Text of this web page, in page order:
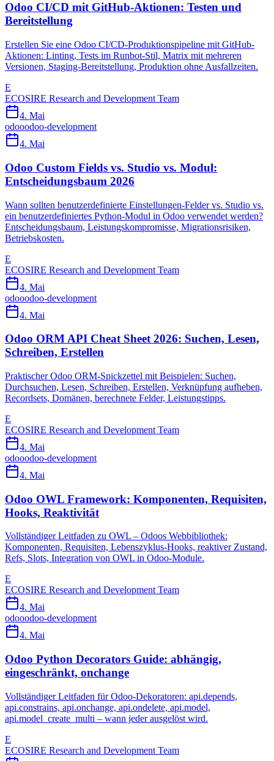
Odoo CI/CD mit GitHub-Aktionen: Testen und
Bereitstellung
Erstellen Sie eine Odoo CI/CD-Produktionspipeline mit GitHub-
Aktionen: Linting, Tests im Runbot-Stil, Matrix mit mehreren
Versionen, Staging-Bereitstellung, Produktion ohne Ausfallzeiten.
E
ECOSIRE Research and Development Team
4. Mai
odooodoo-development
4. Mai
Odoo Custom Fields vs. Studio vs. Modul:
Entscheidungsbaum 2026
Wann sollten benutzerdefinierte Einstellungen-Felder vs. Studio vs.
ein benutzerdefiniertes Python-Modul in Odoo verwendet werden?
Entscheidungsbaum, Leistungskompromisse, Migrationsrisiken,
Betriebskosten.
E
ECOSIRE Research and Development Team
4. Mai
odooodoo-development
4. Mai
Odoo ORM API Cheat Sheet 2026: Suchen, Lesen,
Schreiben, Erstellen
Praktischer Odoo ORM-Spickzettel mit Beispielen: Suchen,
Durchsuchen, Lesen, Schreiben, Erstellen, Verknüpfung aufheben,
Recordsets, Domänen, berechnete Felder, Leistungstipps.
E
ECOSIRE Research and Development Team
4. Mai
odooodoo-development
4. Mai
Odoo OWL Framework: Komponenten, Requisiten,
Hooks, Reaktivität
Vollständiger Leitfaden zu OWL – Odoos Webbibliothek:
Komponenten, Requisiten, Lebenszyklus-Hooks, reaktiver Zustand,
Refs, Slots, Integration von OWL in Odoo-Module.
E
ECOSIRE Research and Development Team
4. Mai
odooodoo-development
4. Mai
Odoo Python Decorators Guide: abhängig,
eingeschränkt, onchange
Vollständiger Leitfaden für Odoo-Dekoratoren: api.depends,
api.constrains, api.onchange, api.ondelete, api.model,
api.model_create_multi – wann jeder ausgelöst wird.
E
ECOSIRE Research and Development Team